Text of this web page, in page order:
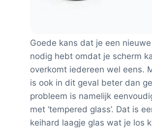
Goede kans dat je een
nodig hebt omdat je scherm
overkomt iedereen wel eens.
is ook in dit geval beter dan
probleem is namelijk
met ‘tempered glass’. Dat is
keihard laagje glas wat je los